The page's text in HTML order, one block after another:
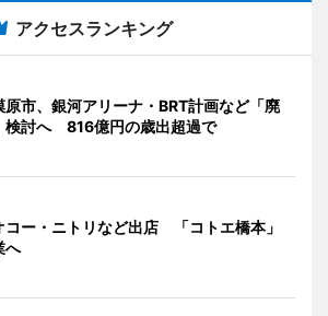
アクセスランキング
原市、銀河アリーナ・BRT計画など「廃
検討へ 816億円の歳出超過で
コー・ニトリなど出店 「コトエ橋本」
へ